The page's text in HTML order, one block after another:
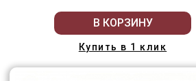
В КОРЗИНУ
Купить в 1 клик